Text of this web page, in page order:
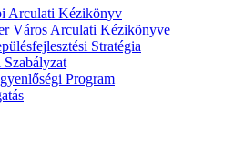
Arculati Kézikönyv
Város Arculati Kézikönyve
Stratégia
Program